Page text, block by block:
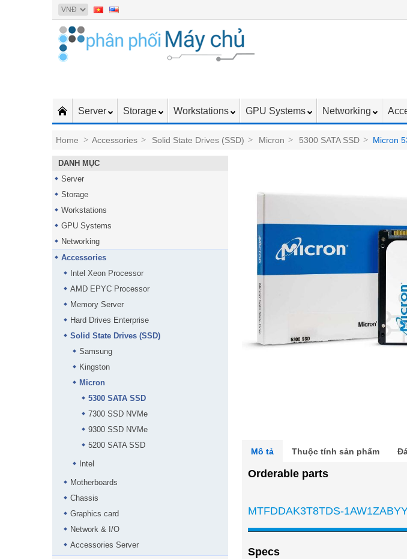
Server Storage Workstations GPU Systems Networking
Home > Accessories > Solid State Drives (SSD) > Micron > 5300 SATA SSD > Micron
DANH MỤC
Server
Storage
Workstations
GPU Systems
Networking
Accessories
Intel Xeon Processor
AMD EPYC Processor
Memory Server
Hard Drives Enterprise
Solid State Drives (SSD)
Samsung
Kingston
Micron
5300 SATA SSD
7300 SSD NVMe
9300 SSD NVMe
5200 SATA SSD
Intel
Motherboards
Chassis
Graphics card
Network & I/O
Accessories Server
Mô tả Thuộc tính sản phẩm
Orderable parts
MTFDDAK3T8TDS-
Specs